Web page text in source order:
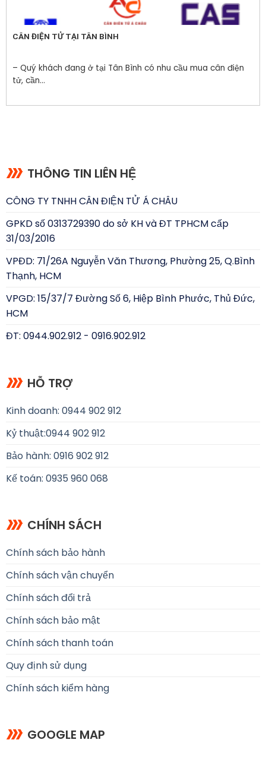
CÂN ĐIỆN TỬ TẠI TÂN BÌNH
– Quý khách đang ở tại Tân Bình có nhu cầu mua cân điện
tử, cần...
THÔNG TIN LIÊN HỆ
CÔNG TY TNHH CÂN ĐIỆN TỬ Á CHÂU
GPKD số 0313729390 do sở KH và ĐT TPHCM cấp
31/03/2016
VPĐD: 71/26A Nguyễn Văn Thương, Phường 25, Q.Bình
Thạnh, HCM
VPGD: 15/37/7 Đường Số 6, Hiệp Bình Phước, Thủ Đức,
HCM
ĐT: 0944.902.912 - 0916.902.912
HỖ TRỢ
Kinh doanh: 0944 902 912
Kỷ thuật:0944 902 912
Bảo hành: 0916 902 912
Kế toán: 0935 960 068
CHÍNH SÁCH
Chính sách bảo hành
Chính sách vận chuyển
Chính sách đổi trả
Chính sách bảo mật
Chính sách thanh toán
Quy định sử dụng
Chính sách kiểm hàng
GOOGLE MAP